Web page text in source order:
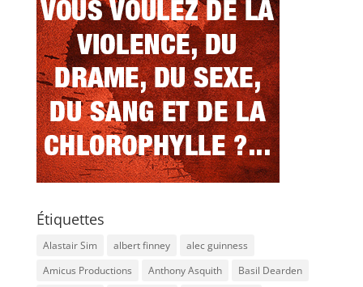
Étiquettes
Alastair Sim albert finney
alec guinness
Amicus Productions
Anthony Asquith
Basil Dearden